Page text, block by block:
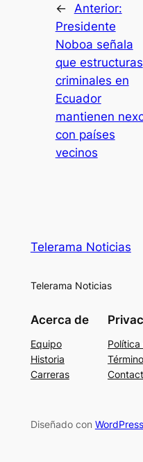
←
Anterior:
Presidente
Noboa señala
que estructuras
criminales en
Ecuador
mantienen
con países
vecinos
Telerama Noticias
Telerama Noticias
Acerca de
Equipo
Historia
Carreras
Diseñado con WordPress